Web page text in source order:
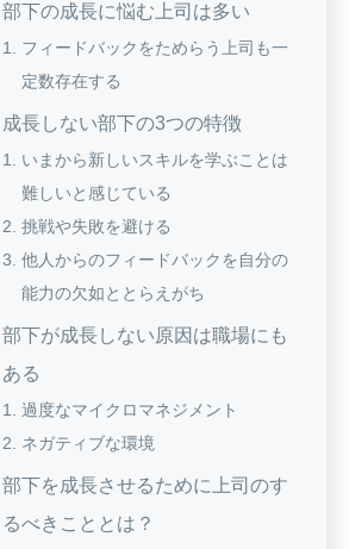
部下の成長に悩む上司は多い
フィードバックをためらう上司も一
定数存在する
成長しない部下の3つの特徴
いまから新しいスキルを学ぶことは
難しいと感じている
挑戦や失敗を避ける
他人からのフィードバックを自分の
能力の欠如ととらえがち
部下が成長しない原因は職場にも
ある
過度なマイクロマネジメント
ネガティブな環境
部下を成長させるために上司のす
るべきこととは？